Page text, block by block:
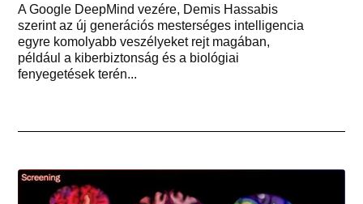
A Google DeepMind vezére, Demis Hassabis
szerint az új generációs mesterséges intelligencia
egyre komolyabb veszélyeket rejt magában,
például a kiberbiztonság és a biológiai
fenyegetések terén...